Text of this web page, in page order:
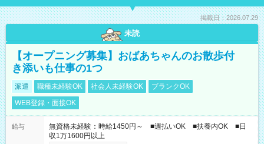
掲載日：2026.07.29
未読
【オープニング募集】おばあちゃんのお散歩付
き添いも仕事の1つ
派遣 職種未経験OK 社会人未経験OK
ブランクOK
WEB登録・面接OK
給与
無資格未経験：時給1450円～ ■週払いOK ■扶養内OK ■日
収1万1600円以上